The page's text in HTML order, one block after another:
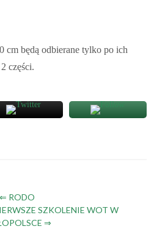
cm będą odbierane tylko po ich
części.
⇐ RODO
SZKOLENIE WOT W
⇒